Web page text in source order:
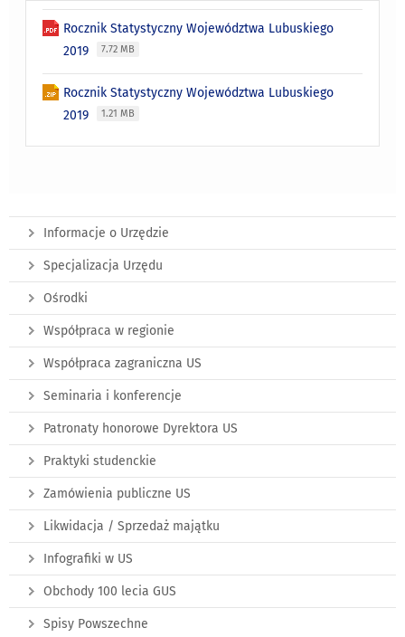
Rocznik Statystyczny Województwa Lubuskiego
2019
7.72 MB
Rocznik Statystyczny Województwa Lubuskiego
2019
1.21 MB
Informacje o Urzędzie
Specjalizacja Urzędu
Ośrodki
Współpraca w regionie
Współpraca zagraniczna US
Seminaria i konferencje
Patronaty honorowe Dyrektora US
Praktyki studenckie
Zamówienia publiczne US
Likwidacja / Sprzedaż majątku
Infografiki w US
Obchody 100 lecia GUS
Spisy Powszechne